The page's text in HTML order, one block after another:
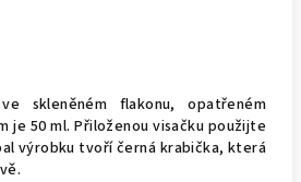
skleněném flakonu, opatřeném
je 50 ml. Přiloženou visačku použijte
výrobku tvoří černá krabička, která